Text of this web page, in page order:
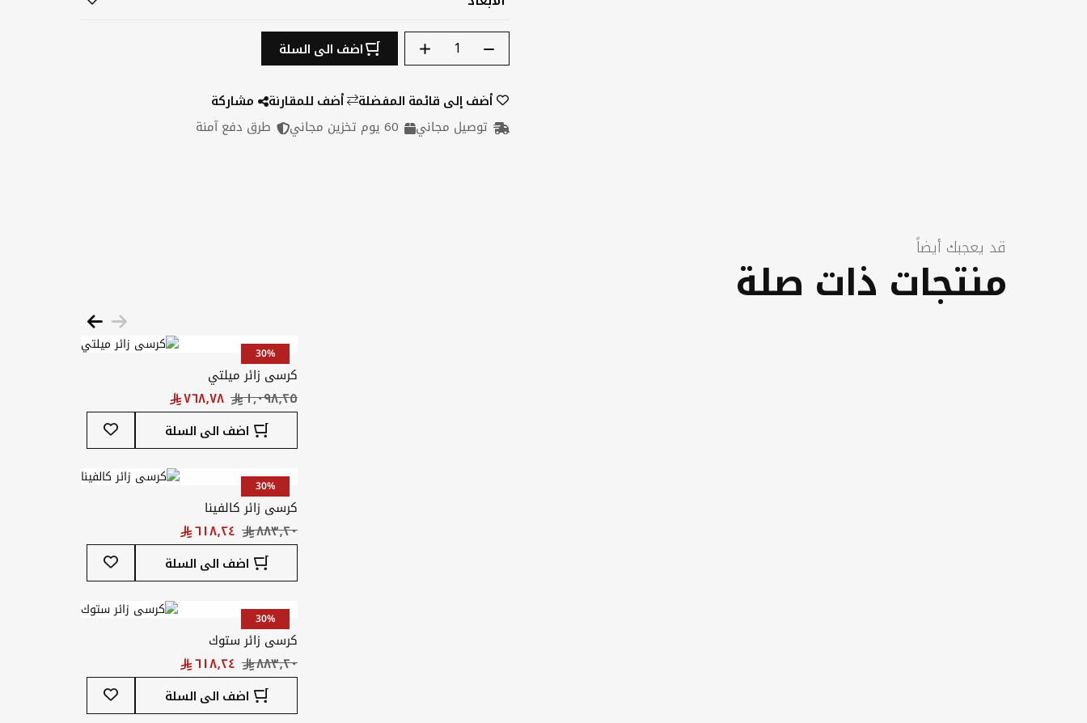
الكمية اضف الى السلة
أضف إلى قائمة المفضلة أضف للمقارنة مشاركة
توصيل مجاني 60 يوم تخزين مجاني طرق دفع آمنة
قد يعجبك أيضاً
منتجات ذات صلة
30%
كرسى زائر ميلتي
اضف الى السلة أضف
إلى
قائمة
المفضلة
30%
كرسى زائر كالفينا
اضف الى السلة أضف
إلى
قائمة
المفضلة
30%
كرسى زائر ستوك
اضف الى السلة أضف
إلى